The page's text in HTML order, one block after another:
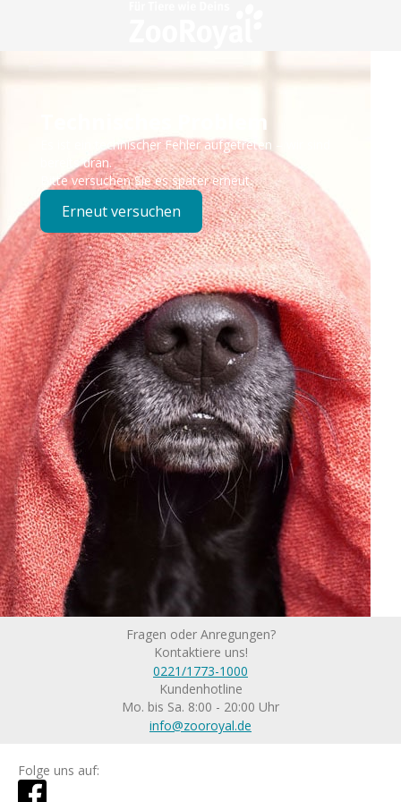
Technisches Problem
Es ist ein technischer Fehler aufgetreten – wir sind
bereits dran.
Bitte versuchen Sie es später erneut.
Erneut versuchen
Fragen oder Anregungen?
Kontaktiere uns!
0221/1773-1000
Kundenhotline
Mo. bis Sa. 8:00 - 20:00 Uhr
info@zooroyal.de
Folge uns auf: